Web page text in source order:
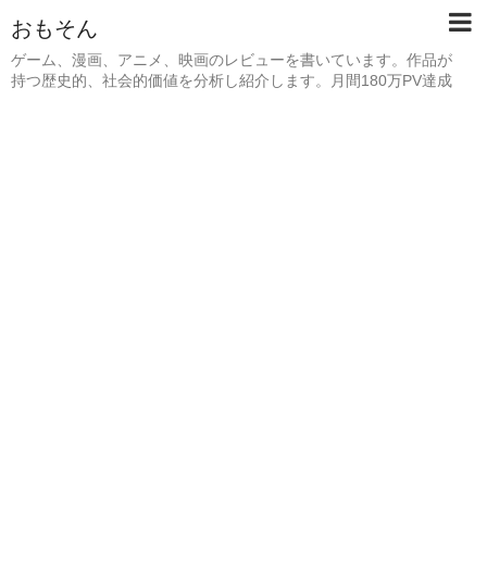
おもそん
ゲーム、漫画、アニメ、映画のレビューを書いています。作品が
持つ歴史的、社会的価値を分析し紹介します。月間180万PV達成